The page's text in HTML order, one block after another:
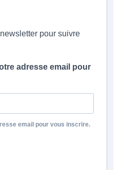
pour suivre
adresse email pour
email pour vous inscrire.